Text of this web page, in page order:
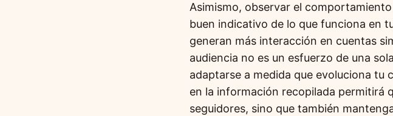
Asimismo, observar el
buen indicativo de lo que funciona en
generan más interacción en cuentas
audiencia no es un esfuerzo de una
adaptarse a medida que evoluciona tu
en la información recopilada permitirá
seguidores, sino que también